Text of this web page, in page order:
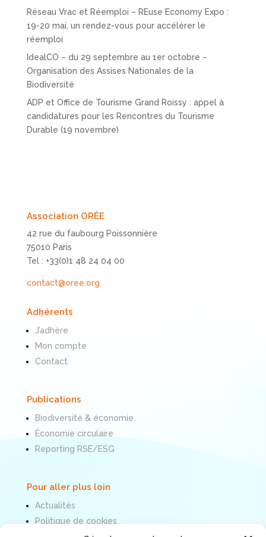
Réseau Vrac et Réemploi – REuse Economy Expo :
19-20 mai, un rendez-vous pour accélérer le
réemploi
IdealCO – du 29 septembre au 1er octobre –
Organisation des Assises Nationales de la
Biodiversité
ADP et Office de Tourisme Grand Roissy : appel à
candidatures pour les Rencontres du Tourisme
Durable (19 novembre)
Association ORÉE
42 rue du faubourg Poissonnière
75010 Paris
Tel : +33(0)1 48 24 04 00
contact@oree.org
Adhérents
J’adhère
Mon compte
Contact
Publications
Biodiversité & économie
Économie circulaire
Reporting RSE/ESG
Pour aller plus loin
Actualités
Politique de cookies